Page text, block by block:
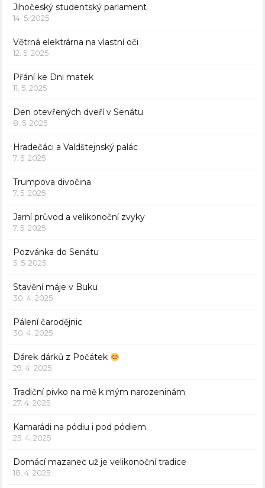
Jihočeský studentský parlament
14. 5. 2025
Větrná elektrárna na vlastní oči
12. 5. 2025
Přání ke Dni matek
11. 5. 2025
Den otevřených dveří v Senátu
8. 5. 2025
Hradečáci a Valdštejnský palác
7. 5. 2025
Trumpova divočina
7. 5. 2025
Jarní průvod a velikonoční zvyky
7. 5. 2025
Pozvánka do Senátu
5. 5. 2025
Stavění máje v Buku
30. 4. 2025
Pálení čarodějnic
30. 4. 2025
Dárek dárků z Počátek
29. 4. 2025
Tradiční pivko na mě k mým narozeninám
27. 4. 2025
Kamarádi na pódiu i pod pódiem
25. 4. 2025
Domácí mazanec už je velikonoční tradice
18. 4. 2025